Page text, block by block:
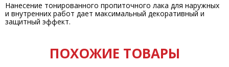
Нанесение тонированного пропиточного лака для наружных
и внутренних работ дает максимальный декоративный и
защитный эффект.
ПОХОЖИЕ ТОВАРЫ